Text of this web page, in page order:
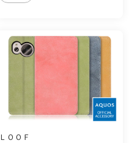
ＬＯＯＦ